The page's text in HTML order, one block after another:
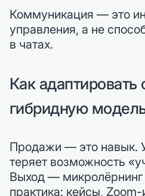
Коммуникация — это
управления, а не
в чатах.
Как
гибридную
Продажи — это навык.
теряет возможность
Выход —
практика: кейсы,